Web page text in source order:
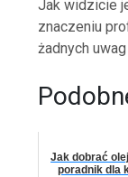
Jak widzicie
znaczeniu
żadnych
Jak dobrać
poradnik dla